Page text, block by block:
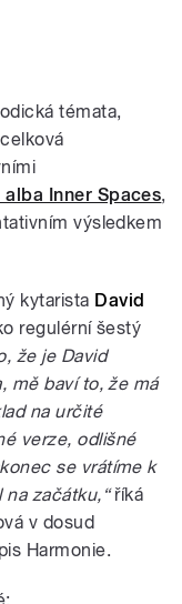
témata,
Inner Spaces,
výsledkem
kytarista David
regulérní šestý
že je David
mě baví to, že má
na určité
verze, odlišné
se vrátíme k
začátku,“říká
v dosud
Harmonie.